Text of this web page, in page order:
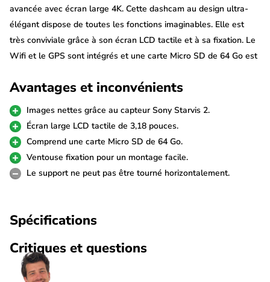
avancée avec écran large 4K. Cette dashcam au design ultra-
élégant dispose de toutes les fonctions imaginables. Elle est
très conviviale grâce à son écran LCD tactile et à sa fixation. Le
Wifi et le GPS sont intégrés et une carte Micro SD de 64 Go est
immédiatement.
Capteur Sony Starvis 2
La Redtiger F7NT est une véritable dashcam de vision nocturne
grâce au capteur d'image Sony Starvis 2. Les capteurs super
puissants garantissent des images d'une netteté inégalée,
25fps à l'arrière.
Caméra arrière FullHD
La dashcam est livrée en standard avec une caméra arrière
Avantages et inconvénients
Images nettes grâce au capteur Sony Starvis 2.
Écran large LCD tactile de 3,18 pouces.
Comprend une carte Micro SD de 64 Go.
Ventouse fixation pour un montage facile.
Le support ne peut pas être tourné horizontalement.
Spécifications
Critiques et questions